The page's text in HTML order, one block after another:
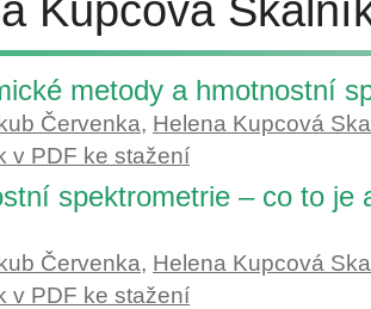
metody a hmotnostní
Červenka, Helena Kupcová
v PDF ke stažení
spektrometrie – co to je
Červenka, Helena Kupcová
v PDF ke stažení